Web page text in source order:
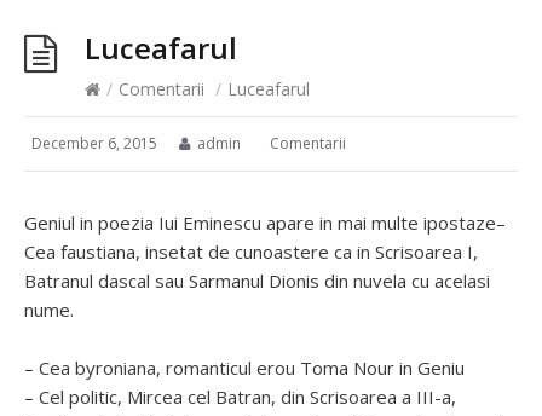
Luceafarul
/ Comentarii / Luceafarul
December 6, 2015 admin Comentarii
Geniul in poezia Iui Eminescu apare in mai multe ipostaze–
Cea faustiana, insetat de cunoastere ca in Scrisoarea I,
Batranul dascal sau Sarmanul Dionis din nuvela cu acelasi
nume.
– Cea byroniana, romanticul erou Toma Nour in Geniu
– Cel politic, Mircea cel Batran, din Scrisoarea a III-a,